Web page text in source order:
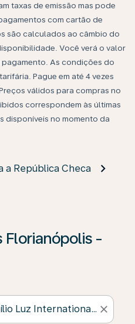
taxas de emissão mas pode
com cartão de
são calculados ao câmbio do
Você verá o valor
As condições do
Pague em até 4 vezes
válidos para compras no
correspondem às últimas
disponíveis no momento da
a República Checa
Florianópolis -
close
resultados, clique em